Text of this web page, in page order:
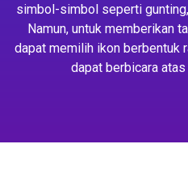
simbol-simbol seperti
Namun, untuk memberikan
dapat memilih ikon berbentuk
dapat berbicara